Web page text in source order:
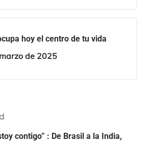
hoy el centro de tu vida
de 2025
contigo” : De Brasil a la India,